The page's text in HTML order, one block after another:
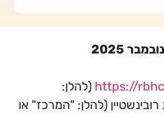
https:// (להלן:
(להלן: "המרכז" או